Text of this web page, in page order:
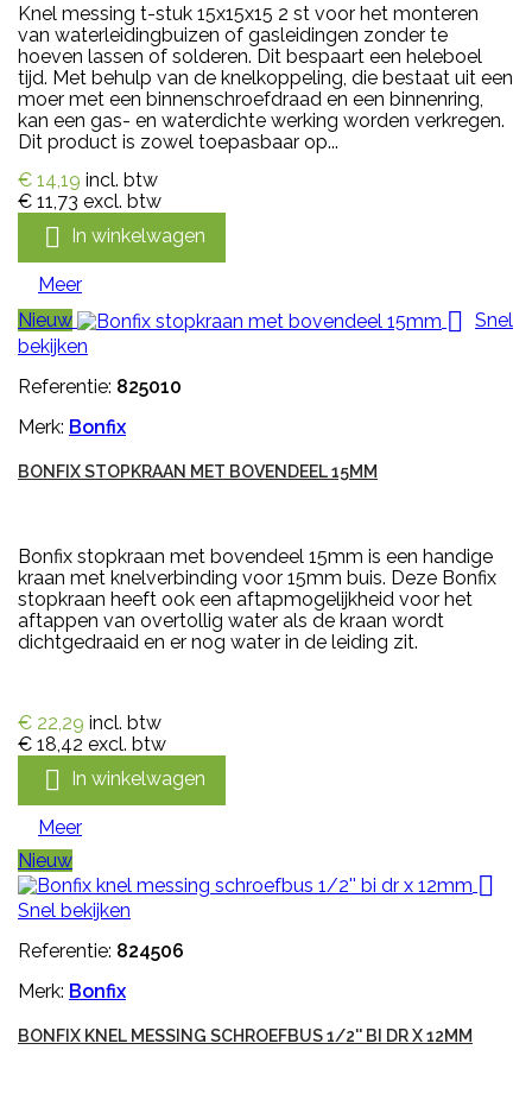
Knel messing t-stuk 15x15x15 2 st voor het monteren
van waterleidingbuizen of gasleidingen zonder te
hoeven lassen of solderen. Dit bespaart een heleboel
tijd. Met behulp van de knelkoppeling, die bestaat uit een
moer met een binnenschroefdraad en een binnenring,
kan een gas- en waterdichte werking worden verkregen.
Dit product is zowel toepasbaar op...
€ 14,19 incl. btw
€ 11,73 excl. btw
 In winkelwagen
Meer
Nieuw
 Snel
bekijken
Referentie: 825010
Merk: Bonfix
BONFIX STOPKRAAN MET BOVENDEEL 15MM
Bonfix stopkraan met bovendeel 15mm is een handige
kraan met knelverbinding voor 15mm buis. Deze Bonfix
stopkraan heeft ook een aftapmogelijkheid voor het
aftappen van overtollig water als de kraan wordt
dichtgedraaid en er nog water in de leiding zit.
€ 22,29 incl. btw
€ 18,42 excl. btw
 In winkelwagen
Meer
Nieuw

Snel bekijken
Referentie: 824506
Merk: Bonfix
BONFIX KNEL MESSING SCHROEFBUS 1/2'' BI DR X 12MM